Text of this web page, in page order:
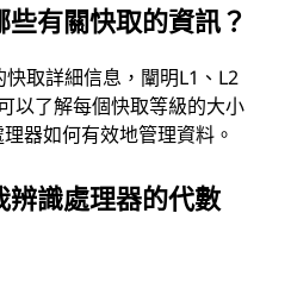
有關快取的資訊？
取詳細信息，闡明L1、L2
以了解每個快取等級的大小
器如何有效地管理資料。
辨識處理器的代數